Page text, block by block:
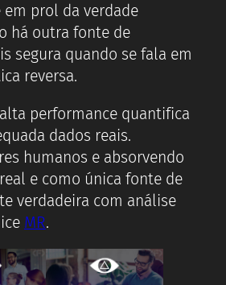
prol da verdade
há outra fonte de
segura quando se fala em
reversa.
performance quantifica
dados reais.
humanos e absorvendo
e como única fonte de
verdadeira com análise
MR.